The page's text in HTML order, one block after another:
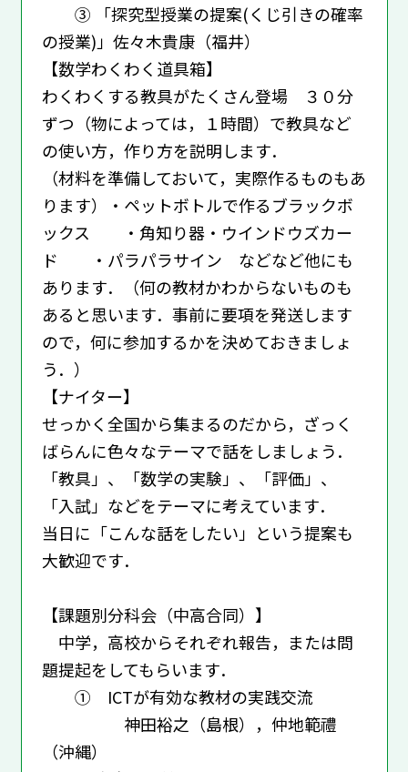
③ 「探究型授業の提案(くじ引きの確率
の授業)」佐々木貴康（福井）
【数学わくわく道具箱】
わくわくする教具がたくさん登場 ３０分
ずつ（物によっては，１時間）で教具など
の使い方，作り方を説明します．
（材料を準備しておいて，実際作るものもあ
ります）・ペットボトルで作るブラックボ
ックス ・角知り器・ウインドウズカー
ド ・パラパラサイン などなど他にも
あります．（何の教材かわからないものも
あると思います．事前に要項を発送します
ので，何に参加するかを決めておきましょ
う．）
【ナイター】
せっかく全国から集まるのだから，ざっく
ばらんに色々なテーマで話をしましょう．
「教具」、「数学の実験」、「評価」、
「入試」などをテーマに考えています．
当日に「こんな話をしたい」という提案も
大歓迎です．
【課題別分科会（中高合同）】
中学，高校からそれぞれ報告，または問
題提起をしてもらいます．
① ICTが有効な教材の実践交流
神田裕之（島根），仲地範禮
（沖縄）